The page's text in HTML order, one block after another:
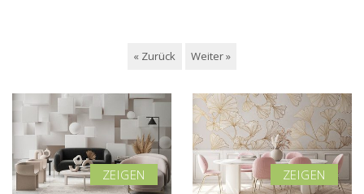
« Zurück Weiter »